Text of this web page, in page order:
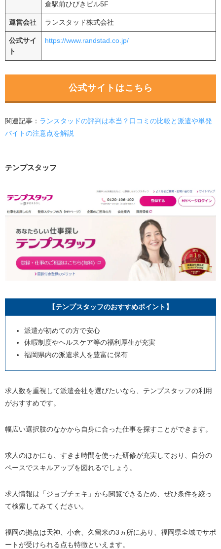
倉駅前ひびきビル5F
運営会社 ランスタッド株式会社
公式サイ
ト
https://www.randstad.co.jp/
公式サイトはこちら
関連記事： ランスタッドの評判は本当？口コミの比較と派遣や単発
バイトの注意点を解説
テンプスタッフ
【テンプスタッフのおすすめポイント】
派遣が初めての方で安心
休暇制度やヘルスケア等の福利厚生が充実
福岡県内の派遣求人を豊富に保有
求人数を重視して派遣会社を選びたいなら、テンプスタッフの利用
がおすすめです。
幅広い選択肢のなかから自身に合った仕事を探すことができます。
求人のほかにも、すきま時間を使った研修が充実しており、自分の
ペースでスキルアップを図れるでしょう。
求人情報は「ジョブチェキ」から閲覧できるため、ぜひ条件を絞っ
て検索してみてください。
福岡の拠点は天神、小倉、久留米の3ヵ所にあり、福岡県全域でサポ
ートが受けられる点も特徴といえます。